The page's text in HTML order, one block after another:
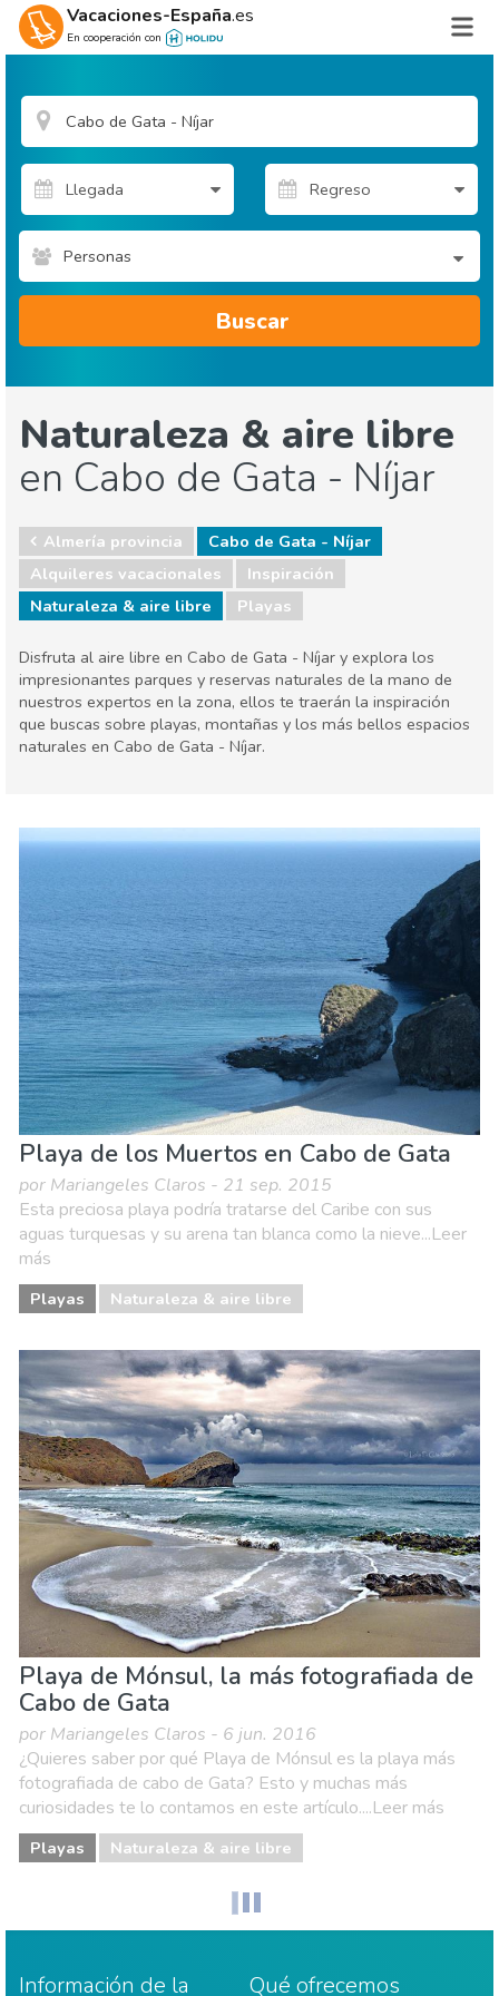
Vacaciones-España.es
En cooperación con
Personas
Buscar
Naturaleza & aire libre
en Cabo de Gata - Níjar
Almería provincia
Cabo de Gata - Níjar
Alquileres vacacionales
Inspiración
Naturaleza & aire libre
Playas
Disfruta al aire libre en Cabo de Gata - Níjar y explora los
impresionantes parques y reservas naturales de la mano de
nuestros expertos en la zona, ellos te traerán la inspiración
que buscas sobre playas, montañas y los más bellos espacios
naturales en Cabo de Gata - Níjar.
Naturaleza & aire libre
Playas
Playa de los Muertos en Cabo de Gata
por Mariangeles Claros - 21 sep. 2015
Esta preciosa playa podría tratarse del Caribe con sus
aguas turquesas y su arena tan blanca como la nieve...Leer
más
Playas Naturaleza & aire libre
Playa de Mónsul, la más fotografiada de
Cabo de Gata
por Mariangeles Claros - 6 jun. 2016
¿Quieres saber por qué Playa de Mónsul es la playa más
fotografiada de cabo de Gata? Esto y muchas más
curiosidades te lo contamos en este artículo....Leer más
Playas Naturaleza & aire libre
Información de la Qué ofrecemos